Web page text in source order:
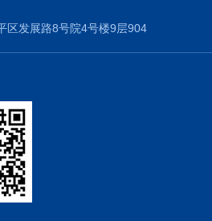
区发展路8号院4号楼9层904